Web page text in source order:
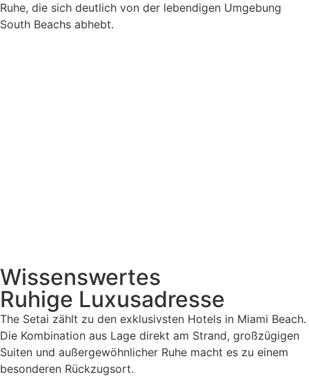
Ruhe, die sich deutlich von der lebendigen Umgebung
South Beachs abhebt.
Wissenswertes
Ruhige Luxusadresse
The Setai zählt zu den exklusivsten Hotels in Miami Beach.
Die Kombination aus Lage direkt am Strand, großzügigen
Suiten und außergewöhnlicher Ruhe macht es zu einem
besonderen Rückzugsort.